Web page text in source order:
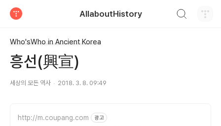
AllaboutHistory
Who'sWho in Ancient Korea
흥선(興宣)
세상의 모든 역사 2018. 3. 8. 09:49
http://m.coupang.com 광고